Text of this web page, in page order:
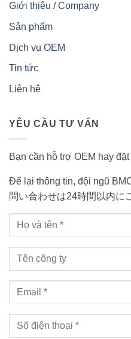
Giới thiệu / Company
Sản phẩm
Dịch vụ OEM
Tin tức
Liên hệ
YÊU CẦU TƯ VẤN
Bạn cần hỗ trợ OEM hay
Để lại thông tin, đội ngũ
問い合わせは24時間以内に